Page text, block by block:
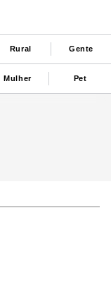
Rural Gente
Mulher Pet